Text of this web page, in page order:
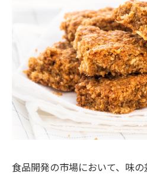
食品開発の市場において、味